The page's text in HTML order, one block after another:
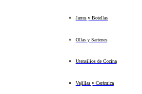
Jarras y Botellas
Ollas y Sartenes
Utensilios de Cocina
Vajillas y Cerámica